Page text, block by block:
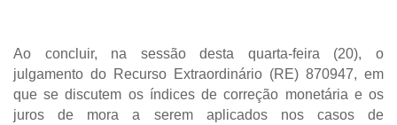
Ao concluir, na sessão desta quarta-feira (20), o
julgamento do Recurso Extraordinário (RE) 870947, em
que se discutem os índices de correção monetária e os
juros de mora a serem aplicados nos casos de